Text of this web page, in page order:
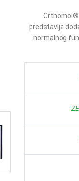
Orthomol®
predstavlja
normalnog